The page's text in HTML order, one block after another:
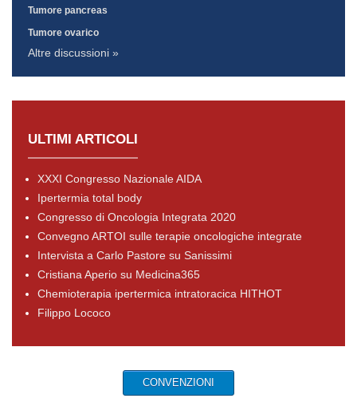
Tumore pancreas
Tumore ovarico
Altre discussioni »
ULTIMI ARTICOLI
XXXI Congresso Nazionale AIDA
Ipertermia total body
Congresso di Oncologia Integrata 2020
Convegno ARTOI sulle terapie oncologiche integrate
Intervista a Carlo Pastore su Sanissimi
Cristiana Aperio su Medicina365
Chemioterapia ipertermica intratoracica HITHOT
Filippo Lococo
CONVENZIONI